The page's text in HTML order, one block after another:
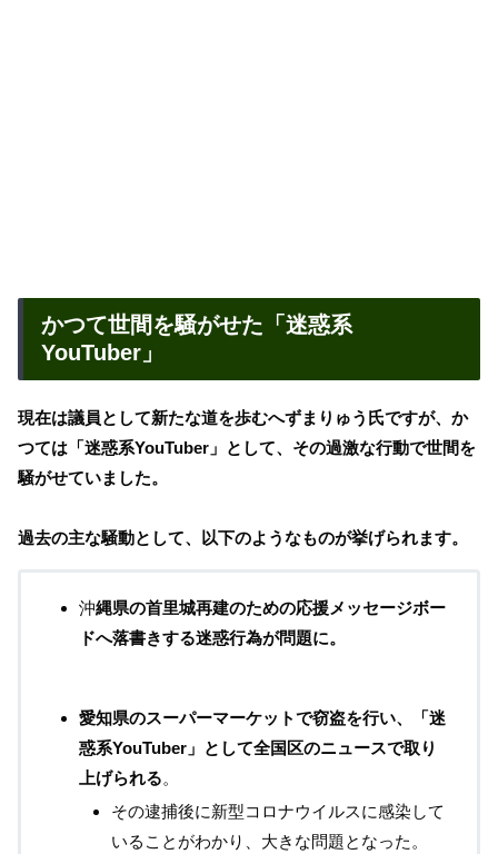
かつて世間を騒がせた「迷惑系
YouTuber」
現在は議員として新たな道を歩むへずまりゅう氏ですが、か
つては「迷惑系YouTuber」として、その過激な行動で世間を
騒がせていました。
過去の主な騒動として、以下のようなものが挙げられます。
沖縄県の首里城再建のための応援メッセージボー
ドへ落書きする迷惑行為が問題に。
愛知県のスーパーマーケットで窃盗を行い、「迷
惑系YouTuber」として全国区のニュースで取り
上げられる。
その逮捕後に新型コロナウイルスに感染して
いることがわかり、大きな問題となった。